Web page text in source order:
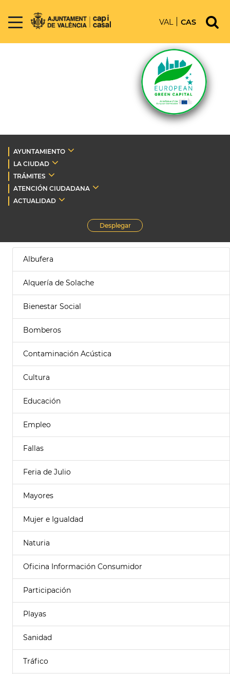
VAL CAS
AYUNTAMIENTO
LA CIUDAD
TRÁMITES
ATENCIÓN CIUDADANA
ACTUALIDAD
Desplegar
Albufera
Alquería de Solache
Bienestar Social
Bomberos
Contaminación Acústica
Cultura
Educación
Empleo
Fallas
Feria de Julio
Mayores
Mujer e Igualdad
Naturia
Oficina Información Consumidor
Participación
Playas
Sanidad
Tráfico